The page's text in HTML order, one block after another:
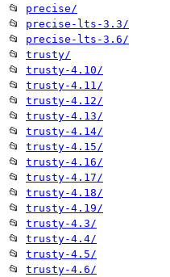
📂 precise/
📂 precise-lts-3.3/
📂 precise-lts-3.6/
📂 trusty/
📂 trusty-4.10/
📂 trusty-4.11/
📂 trusty-4.12/
📂 trusty-4.13/
📂 trusty-4.14/
📂 trusty-4.15/
📂 trusty-4.16/
📂 trusty-4.17/
📂 trusty-4.18/
📂 trusty-4.19/
📂 trusty-4.3/
📂 trusty-4.4/
📂 trusty-4.5/
📂 trusty-4.6/